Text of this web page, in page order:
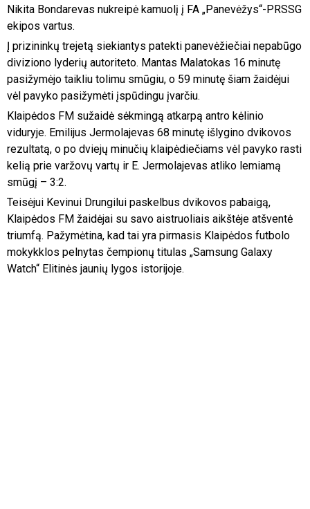
Nikita Bondarevas nukreipė kamuolį į FA „Panevėžys“-PRSSG
ekipos vartus.
Į prizininkų trejetą siekiantys patekti panevėžiečiai nepabūgo
diviziono lyderių autoriteto. Mantas Malatokas 16 minutę
pasižymėjo taikliu tolimu smūgiu, o 59 minutę šiam žaidėjui
vėl pavyko pasižymėti įspūdingu įvarčiu.
Klaipėdos FM sužaidė sėkmingą atkarpą antro kėlinio
viduryje. Emilijus Jermolajevas 68 minutę išlygino dvikovos
rezultatą, o po dviejų minučių klaipėdiečiams vėl pavyko rasti
kelią prie varžovų vartų ir E. Jermolajevas atliko lemiamą
smūgį – 3:2.
Teisėjui Kevinui Drungilui paskelbus dvikovos pabaigą,
Klaipėdos FM žaidėjai su savo aistruoliais aikštėje atšventė
triumfą. Pažymėtina, kad tai yra pirmasis Klaipėdos futbolo
mokykklos pelnytas čempionų titulas „Samsung Galaxy
Watch“ Elitinės jaunių lygos istorijoje.